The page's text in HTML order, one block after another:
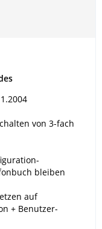
von 3-fach
bleiben
auf
+ Benutzer-